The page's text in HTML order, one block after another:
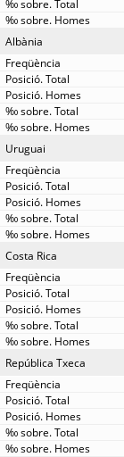
Albània
Uruguai
Costa Rica
República Txeca